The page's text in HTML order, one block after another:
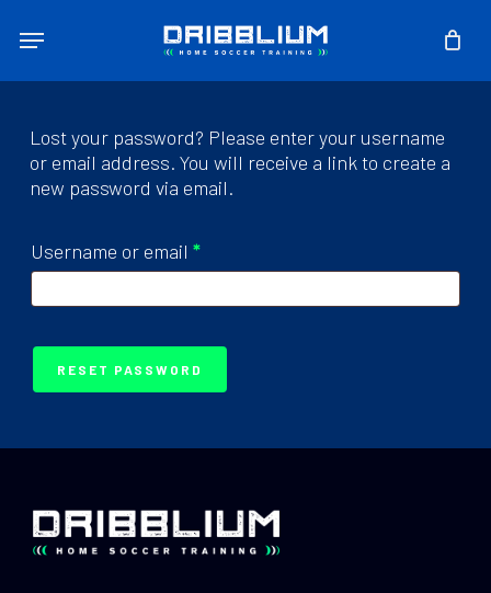
content
Menu
Lost your password? Please enter your username
or email address. You will receive a link to create a
new password via email.
Username or email *Required
RESET PASSWORD